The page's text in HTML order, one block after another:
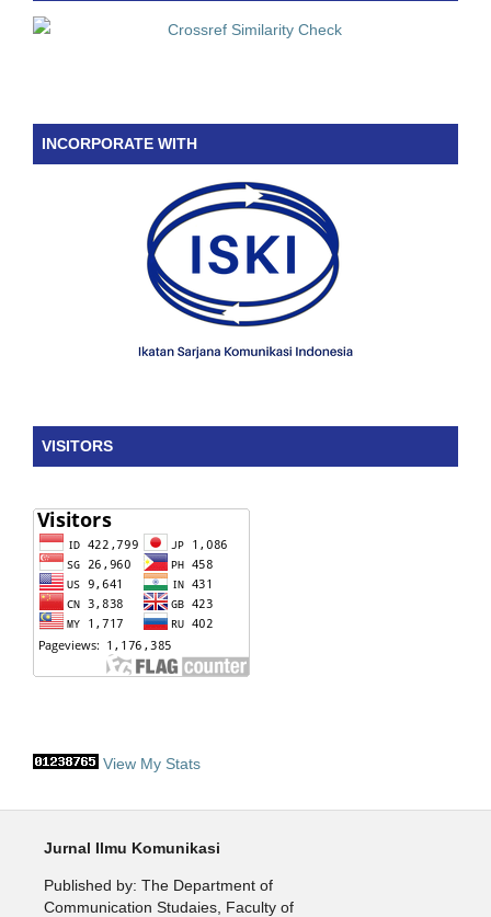
INCORPORATE WITH
VISITORS
View My Stats
Jurnal Ilmu Komunikasi
Published by: The Department of
Communication Studaies, Faculty of